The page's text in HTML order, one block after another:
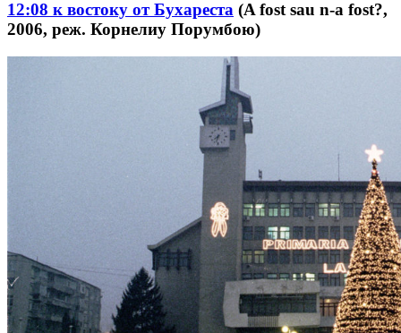
12:08 к востоку от Бухареста (A fost sau n-a fost?,
2006, реж. Корнелиу Порумбою)